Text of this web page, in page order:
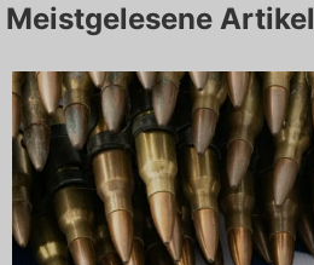
Meistgelesene Artikel